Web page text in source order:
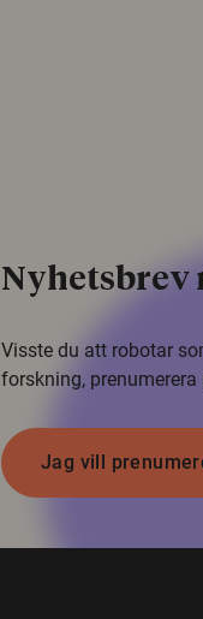
Nyhetsbrev
Visste du att robotar
forskning,
Jag vill